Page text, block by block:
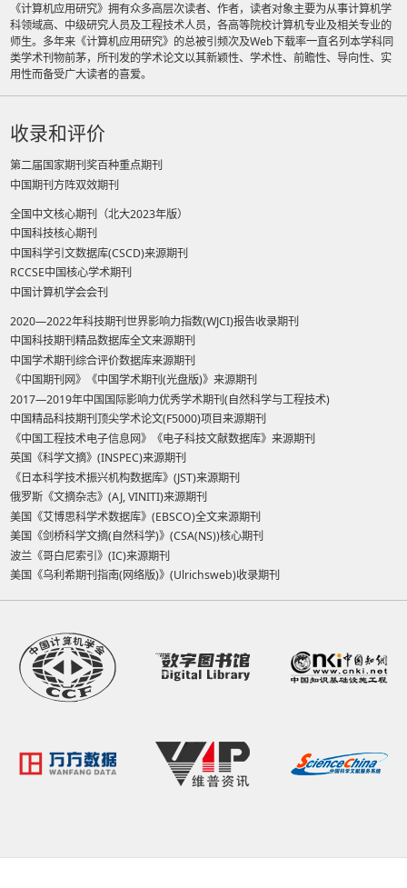
《计算机应用研究》拥有众多高层次读者、作者，读者对象主要为从事计算机学
科领域高、中级研究人员及工程技术人员，各高等院校计算机专业及相关专业的
师生。多年来《计算机应用研究》的总被引频次及Web下载率一直名列本学科同
类学术刊物前茅，所刊发的学术论文以其新颖性、学术性、前瞻性、导向性、实
用性而备受广大读者的喜爱。
收录和评价
第二届国家期刊奖百种重点期刊
中国期刊方阵双效期刊
全国中文核心期刊（北大2023年版）
中国科技核心期刊
中国科学引文数据库(CSCD)来源期刊
RCCSE中国核心学术期刊
中国计算机学会会刊
2020—2022年科技期刊世界影响力指数(WJCI)报告收录期刊
中国科技期刊精品数据库全文来源期刊
中国学术期刊综合评价数据库来源期刊
《中国期刊网》《中国学术期刊(光盘版)》来源期刊
2017—2019年中国国际影响力优秀学术期刊(自然科学与工程技术)
中国精品科技期刊顶尖学术论文(F5000)项目来源期刊
《中国工程技术电子信息网》《电子科技文献数据库》来源期刊
英国《科学文摘》(INSPEC)来源期刊
《日本科学技术振兴机构数据库》(JST)来源期刊
俄罗斯《文摘杂志》(AJ, VINITI)来源期刊
美国《艾博思科学术数据库》(EBSCO)全文来源期刊
美国《剑桥科学文摘(自然科学)》(CSA(NS))核心期刊
波兰《哥白尼索引》(IC)来源期刊
美国《乌利希期刊指南(网络版)》(Ulrichsweb)收录期刊